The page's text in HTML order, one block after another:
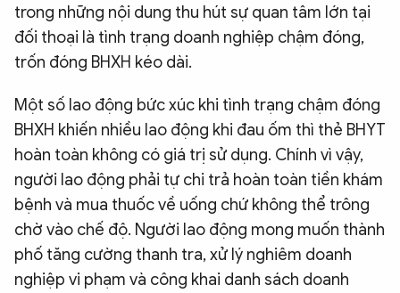
trong những nội dung thu hút sự quan tâm lớn tại
đối thoại là tình trạng doanh nghiệp chậm đóng,
trốn đóng BHXH kéo dài.
Một số lao động bức xúc khi tình trạng chậm đóng
BHXH khiến nhiều lao động khi đau ốm thì thẻ BHYT
hoàn toàn không có giá trị sử dụng. Chính vì vậy,
người lao động phải tự chi trả hoàn toàn tiền khám
bệnh và mua thuốc về uống chứ không thể trông
chờ vào chế độ. Người lao động mong muốn thành
phố tăng cường thanh tra, xử lý nghiêm doanh
nghiệp vi phạm và công khai danh sách doanh